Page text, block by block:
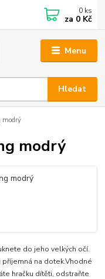
Menu
Hledat
0 ks
za 0 Kč
modrý
modrý
do jeho velkých očí.
na dotek.Vhodné
hračku dítěti, odstraňte